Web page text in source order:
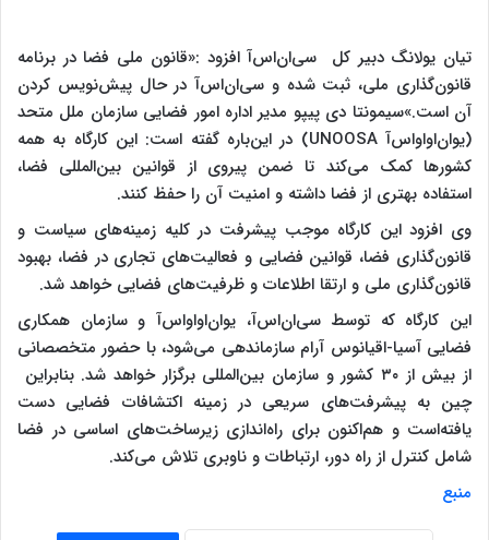
تیان یولانگ دبیر کل سی‌ان‌اس‌آ افزود :«قانون ملی فضا در برنامه
قانون‌گذاری ملی، ثبت شده‌ و سی‌ان‌اس‌آ در حال پیش‌نویس کردن
آن است.»سیمونتا دی پیپو مدیر اداره امور فضایی سازمان ملل متحد
(یو‌ان‌او‌او‌اس‌آ UNOOSA) در این‌باره گفته است: این کارگاه به همه
کشورها کمک می‌کند تا ضمن پیروی از قوانین بین‌المللی فضا،
استفاده بهتری از فضا داشته و امنیت آن‌ را حفظ کنند.
وی افزود این کارگاه موجب پیشرفت در کلیه زمینه‌های سیاست و
قانون‌گذاری فضا، قوانین فضایی و فعالیت‌های تجاری در فضا، بهبود
قانون‌گذاری ملی و ارتقا اطلاعات و ظرفیت‌های فضایی خواهد شد.
این کارگاه که توسط سی‌ان‌اس‌آ، یو‌ان‌او‌او‌اس‌آ و سازمان همکاری
فضایی آسیا-اقیانوس آرام سازماندهی می‌شود، با حضور متخصصانی
از بیش از ۳۰ کشور و سازمان بین‌المللی برگزار خواهد شد. بنابراین
چین به پیشرفت‌های سریعی در زمینه اکتشافات فضایی دست
یافته‌است و هم‌اکنون برای راه‌اندازی زیرساخت‌های اساسی در فضا
شامل کنترل از راه دور، ارتباطات و ناوبری تلاش می‌کند.
منبع